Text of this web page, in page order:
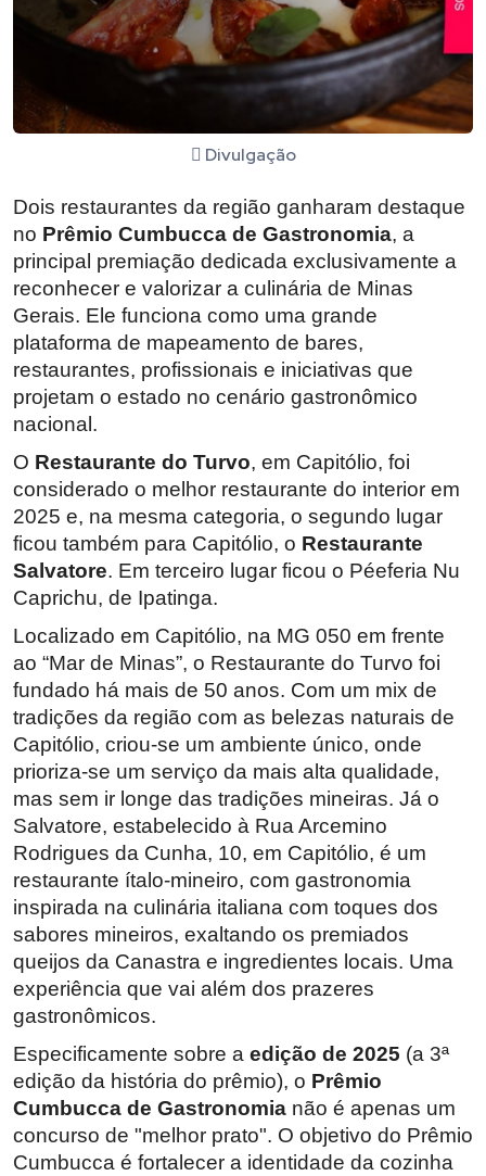
Divulgação
Dois restaurantes da região ganharam destaque
no Prêmio Cumbucca de Gastronomia, a
principal premiação dedicada exclusivamente a
reconhecer e valorizar a culinária de Minas
Gerais. Ele funciona como uma grande
plataforma de mapeamento de bares,
restaurantes, profissionais e iniciativas que
projetam o estado no cenário gastronômico
nacional.
O Restaurante do Turvo, em Capitólio, foi
considerado o melhor restaurante do interior em
2025 e, na mesma categoria, o segundo lugar
ficou também para Capitólio, o Restaurante
Salvatore. Em terceiro lugar ficou o Péeferia Nu
Caprichu, de Ipatinga.
Localizado em Capitólio, na MG 050 em frente
ao “Mar de Minas”, o Restaurante do Turvo foi
fundado há mais de 50 anos. Com um mix de
tradições da região com as belezas naturais de
Capitólio, criou-se um ambiente único, onde
prioriza-se um serviço da mais alta qualidade,
mas sem ir longe das tradições mineiras. Já o
Salvatore, estabelecido à Rua Arcemino
Rodrigues da Cunha, 10, em Capitólio, é um
restaurante ítalo-mineiro, com gastronomia
inspirada na culinária italiana com toques dos
sabores mineiros, exaltando os premiados
queijos da Canastra e ingredientes locais. Uma
experiência que vai além dos prazeres
gastronômicos.
Especificamente sobre a edição de 2025 (a 3ª
edição da história do prêmio), o Prêmio
Cumbucca de Gastronomia não é apenas um
concurso de "melhor prato". O objetivo do Prêmio
Cumbucca é fortalecer a identidade da cozinha